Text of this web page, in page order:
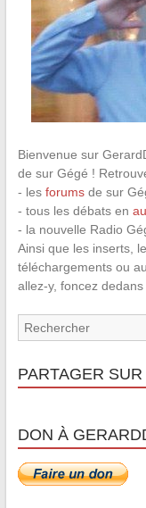
Bienvenue sur
de sur Gégé !
- les forumsde sur
- tous les débats en
- la nouvelle Radio
Ainsi que les inserts,
téléchargements ou
allez-y, foncez dedans
PARTAGER SUR
DON À